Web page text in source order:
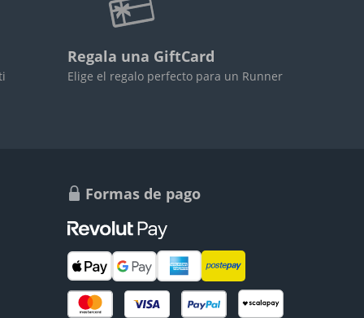
Regala una GiftCard
Elige el regalo perfecto para un Runner
Formas de pago